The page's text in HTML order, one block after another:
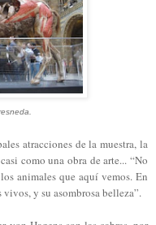
atracciones de la muestra, la
como una obra de arte... “No
animales que aquí vemos. En
y su asombrosa belleza”.